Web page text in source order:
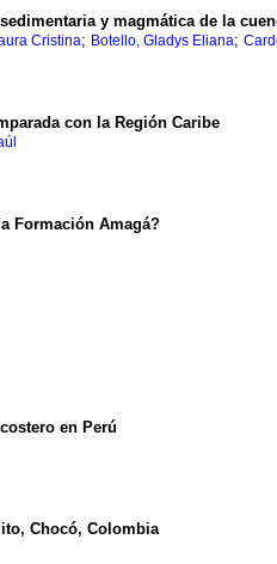
y magmática de la
Cristina; Botello, Gladys Eliana;
con la Región Caribe
Formación Amagá?
en Perú
Chocó, Colombia